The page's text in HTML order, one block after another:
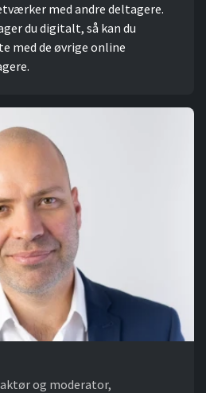
med andre deltagere.
du digitalt, så kan du
med de øvrige online
og moderator,